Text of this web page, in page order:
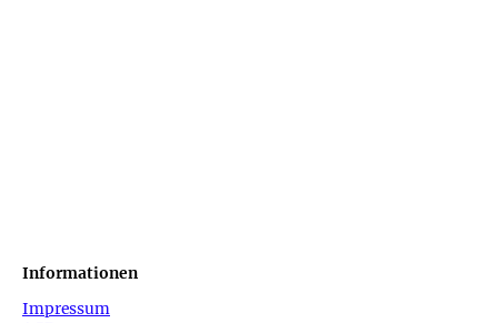
Informationen
Impressum